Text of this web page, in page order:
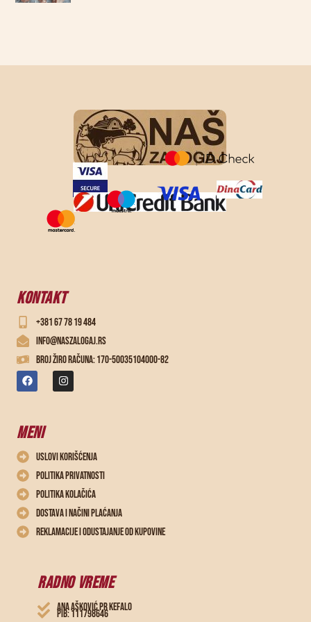
KONTAKT
+381 67 78 19 484
info@naszalogaj.rs
Broj žiro računa: 170-50035104000-82
MENI
Uslovi korišćenja
Politika privatnosti
Politika kolačića
Dostava i načini plaćanja
Reklamacije i odustajanje od kupovine
RADNO VREME
ANA AŠKOVIĆ PR KEFALO
PIB: 111798646